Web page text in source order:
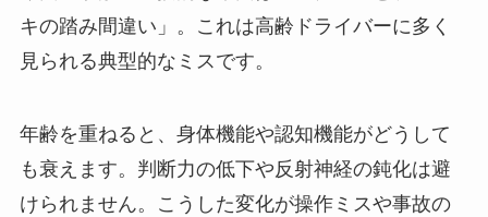
キの踏み間違い」。これは高齢ドライバーに多く
見られる典型的なミスです。
年齢を重ねると、身体機能や認知機能がどうして
も衰えます。判断力の低下や反射神経の鈍化は避
けられません。こうした変化が操作ミスや事故の